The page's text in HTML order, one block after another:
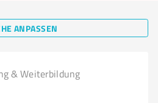
ANPASSEN
& Weiterbildung